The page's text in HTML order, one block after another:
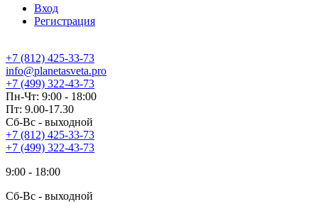
Вход
Регистрация
+7 (812) 425-33-73
info@planetasveta.pro
+7 (499) 322-43-73
Пн-Чт: 9:00 - 18:00
Пт: 9.00-17.30
Сб-Вс - выходной
+7 (812) 425-33-73
+7 (499) 322-43-73
9:00 - 18:00
Сб-Вс - выходной